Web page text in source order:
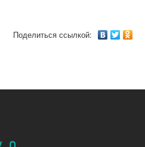
Поделиться ссылкой: